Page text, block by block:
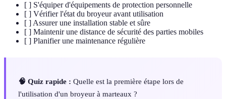
[ ] S'équiper d'équipements de protection personnelle
[ ] Vérifier l'état du broyeur avant utilisation
[ ] Assurer une installation stable et sûre
[ ] Maintenir une distance de sécurité des parties mobiles
[ ] Planifier une maintenance régulière
🧠 Quiz rapide : Quelle est la première étape lors de
l'utilisation d'un broyeur à marteaux ?